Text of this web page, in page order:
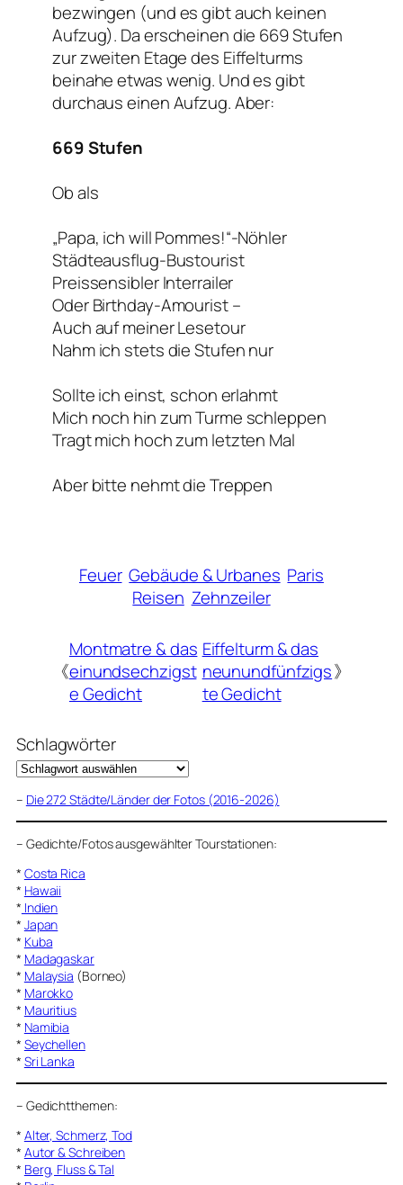
bezwingen (und es gibt auch keinen
Aufzug). Da erscheinen die 669 Stufen
zur zweiten Etage des Eiffelturms
beinahe etwas wenig. Und es gibt
durchaus einen Aufzug. Aber:
669 Stufen
Ob als
„Papa, ich will Pommes!“-Nöhler
Städteausflug-Bustourist
Preissensibler Interrailer
Oder Birthday-Amourist –
Auch auf meiner Lesetour
Nahm ich stets die Stufen nur
Sollte ich einst, schon erlahmt
Mich noch hin zum Turme schleppen
Tragt mich hoch zum letzten Mal
Aber bitte nehmt die Treppen
Feuer Gebäude & Urbanes Paris
Reisen Zehnzeiler
《
Montmatre & das
einundsechzigst
e Gedicht
Eiffelturm & das
neunundfünfzigs
te Gedicht
》
Schlagwörter
– Die 272 Städte/Länder der Fotos (2016-2026)
– Gedichte/Fotos ausgewählter Tourstationen:
* Costa Rica
* Hawaii
* Indien
* Japan
* Kuba
* Madagaskar
* Malaysia (Borneo)
* Marokko
* Mauritius
* Namibia
* Seychellen
* Sri Lanka
– Gedichtthemen:
* Alter, Schmerz, Tod
* Autor & Schreiben
* Berg, Fluss & Tal